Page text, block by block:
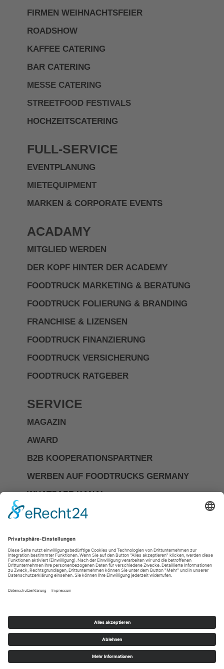
FIRMEN WEIHNACHTSFEIER
ROADSHOW
KAFFEE CATERING
BAR CATERING
MESSE CATERING
STREETFOOD FESTIVALS
HOCHZEITSCATERING
FULL-SERVICE
EVENTPLANUNG
MIETEQUIPMENT
MARKEN & CORPORATE EVENTS
ACADAMY
MITGLIED WERDEN
DER KOPF HINTER DER ACADEMY
FOODTRUCK MARKETING & BERATUNG
FOODTRUCK FOLIERUNG & BRANDING
FRANCHISE & LIZENSEN
FOODTRUCK FINANZIERUNG
FOODTRUCK VERSICHERUNG
FOODTRUCK RATGEBER
SERVICE
MAGAZIN
AWARD
B2B KOOPERATIONSPARTNER
WERBEN AUF FOODTRUCKS GERMANY
WHATSAPP KANAL
Investor Relations
Impressum
Datenschutzerkläerung
Allgemeine Geschäftsbedingungen
Cookie-Einstellungen
DIE NR.1 FÜR FOODTRUCKS &
MOBILES CATERING IN
DEUTSCHLAND